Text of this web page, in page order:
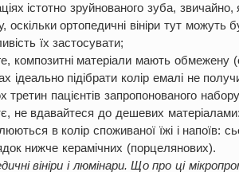
істотно зруйнованого зуба,
оскільки ортопедичні вініри тут
їх застосувати;
композитні матеріали мають обмежену
ідеально підібрати колір емалі не
третин пацієнтів запропонованого
не вдавайтеся до дешевих
в колір споживаної їжі і напоїв:
нижче керамічних (порцелянових).
вініри і люмінари. Що про ці